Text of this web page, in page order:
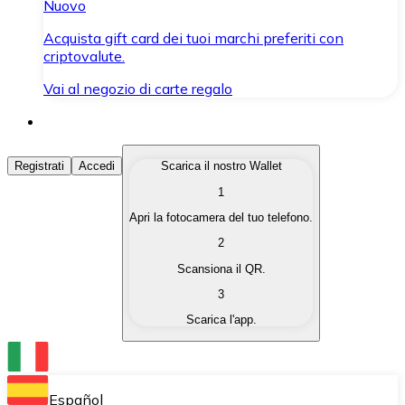
Nuovo
Acquista gift card dei tuoi marchi preferiti con
criptovalute.
Vai al negozio di carte regalo
Acquista Criptovalute
Acquista le criptovalute che ti interessano in modo
Converti le tue criptovalute in valuta fiat quando ne
Scambia una criptovaluta con un'altra
Conserva le tue cripto in un Wallet self-custodial.
Registrati Accedi
Scarica il nostro Wallet
1
Apri la fotocamera del tuo telefono.
2
Scansiona il QR.
3
Scarica l'app.
Español